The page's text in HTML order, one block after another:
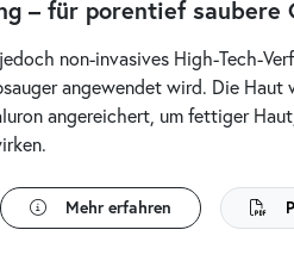
– für porentief saubere
non-invasives High-Tech-
angewendet wird. Die
angereichert, um fettiger
Mehr erfahren